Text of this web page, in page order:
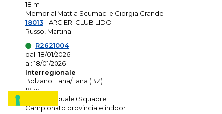
18 m
Memorial Mattia Scumaci e Giorgia Grande
18013- ARCIERI CLUB LIDO
Russo, Martina
R2621004
dal: 18/01/2026
al: 18/01/2026
Interregionale
Bolzano: Lana/Lana (BZ)
18 m
O.R. Individuale+Squadre
Campionato provinciale indoor